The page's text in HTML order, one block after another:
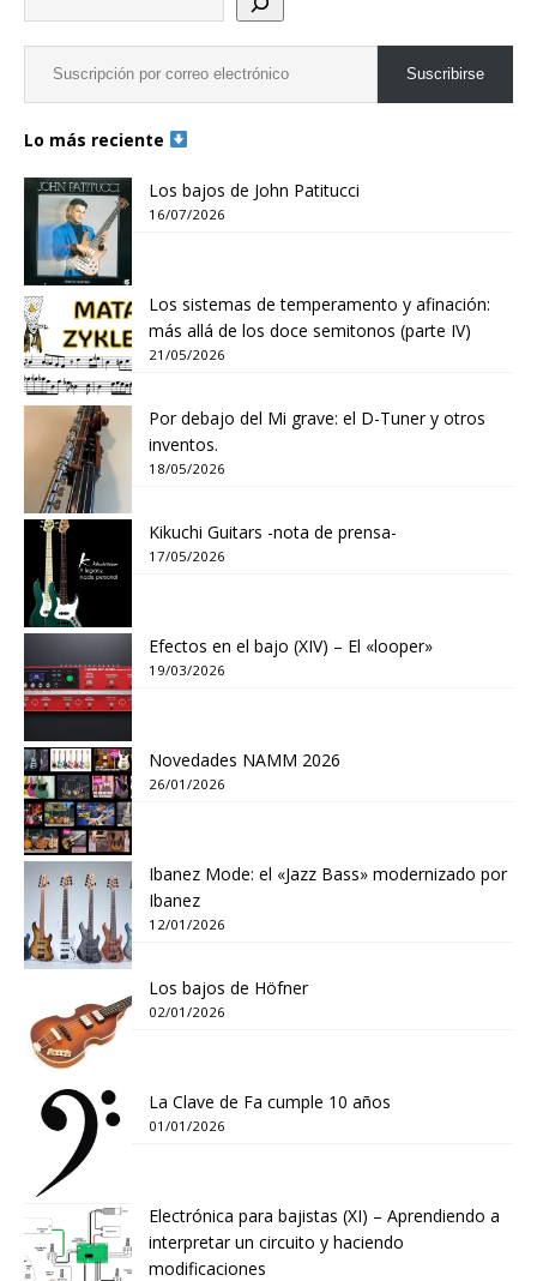
Suscribirse
Lo más reciente
Los bajos de John Patitucci
16/07/2026
Los sistemas de temperamento y afinación:
más allá de los doce semitonos (parte IV)
21/05/2026
Por debajo del Mi grave: el D-Tuner y otros
inventos.
18/05/2026
Kikuchi Guitars -nota de prensa-
17/05/2026
Efectos en el bajo (XIV) – El «looper»
19/03/2026
Novedades NAMM 2026
26/01/2026
Ibanez Mode: el «Jazz Bass» modernizado por
Ibanez
12/01/2026
Los bajos de Höfner
02/01/2026
La Clave de Fa cumple 10 años
01/01/2026
Electrónica para bajistas (XI) – Aprendiendo a
interpretar un circuito y haciendo
modificaciones